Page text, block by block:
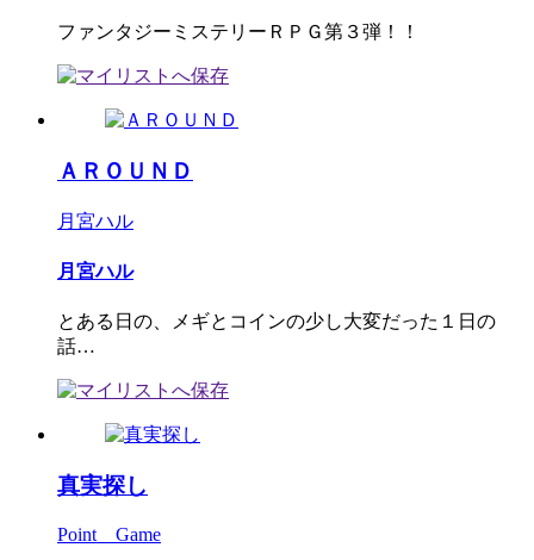
ファンタジーミステリーＲＰＧ第３弾！！
ＡＲＯＵＮＤ
月宮ハル
月宮ハル
とある日の、メギとコインの少し大変だった１日の
話…
真実探し
Point Game